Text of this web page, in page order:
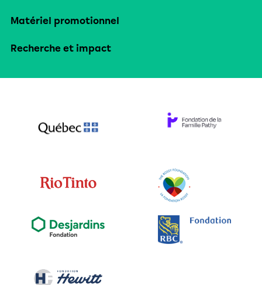
Matériel promotionnel
Recherche et impact